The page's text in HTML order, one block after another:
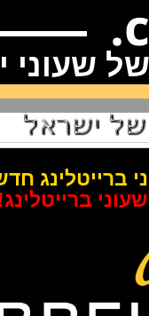
ברייטלינג!!!